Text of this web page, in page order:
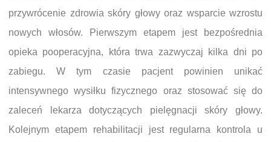
przywrócenie zdrowia skóry głowy oraz wsparcie wzrostu
nowych włosów. Pierwszym etapem jest bezpośrednia
opieka pooperacyjna, która trwa zazwyczaj kilka dni po
zabiegu. W tym czasie pacjent powinien unikać
intensywnego wysiłku fizycznego oraz stosować się do
zaleceń lekarza dotyczących pielęgnacji skóry głowy.
Kolejnym etapem rehabilitacji jest regularna kontrola u